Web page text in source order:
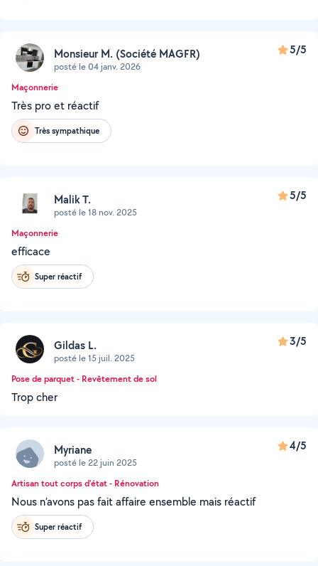
Monsieur M. (Société MAGFR)
posté le 04 janv. 2026
5/5
Maçonnerie
Très pro et réactif
Très sympathique
Malik T.
posté le 18 nov. 2025
5/5
Maçonnerie
efficace
Super réactif
Gildas L.
posté le 15 juil. 2025
3/5
Pose de parquet - Revêtement de sol
Trop cher
Myriane
posté le 22 juin 2025
4/5
Artisan tout corps d'état - Rénovation
Nous n’avons pas fait affaire ensemble mais réactif
Super réactif